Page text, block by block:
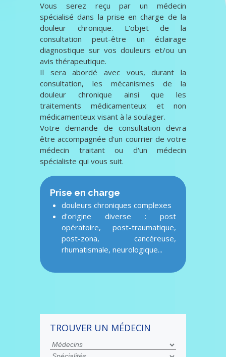
Vous serez reçu par un médecin
spécialisé dans la prise en charge de la
douleur chronique. L'objet de la
consultation peut-être un éclairage
diagnostique sur vos douleurs et/ou un
avis thérapeutique.
Il sera abordé avec vous, durant la
consultation, les mécanismes de la
douleur chronique ainsi que les
traitements médicamenteux et non
médicamenteux visant à la soulager.
Votre demande de consultation devra
être accompagnée d'un courrier de votre
médecin traitant ou d'un médecin
spécialiste qui vous suit.
Prise en charge
douleurs chroniques complexes
d'origine diverse : post
opératoire, post-traumatique,
post-zona, cancéreuse,
rhumatismale, neurologique...
TROUVER UN MÉDECIN